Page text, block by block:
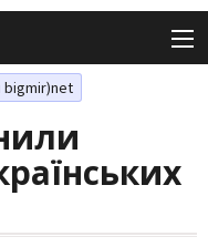
bigmir)net